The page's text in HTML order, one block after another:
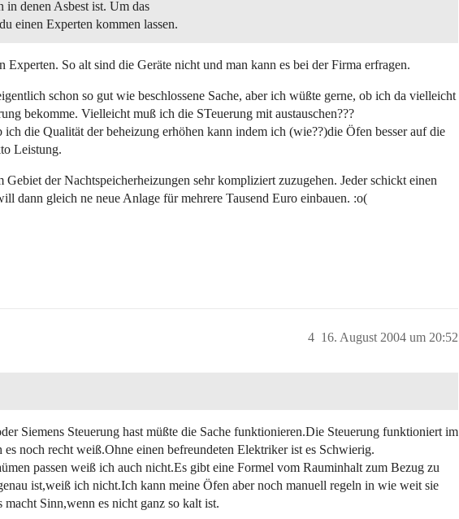
denen Asbest ist. Um das
einen Experten kommen lassen.
Experten. So alt sind die Geräte nicht und man kann es bei der Firma erfragen.
schon so gut wie beschlossene Sache, aber ich wüßte gerne, ob ich da vielleicht
bekomme. Vielleicht muß ich die STeuerung mit austauschen???
die Qualität der beheizung erhöhen kann indem ich (wie??)die Öfen besser auf die
Leistung.
Gebiet der Nachtspeicherheizungen sehr kompliziert zuzugehen. Jeder schickt einen
dann gleich ne neue Anlage für mehrere Tausend Euro einbauen. :o(
16. August 2004 um 20:52
4
Siemens Steuerung hast müßte die Sache funktionieren.Die Steuerung funktioniert im
noch recht weiß.Ohne einen befreundeten Elektriker ist es Schwierig.
passen weiß ich auch nicht.Es gibt eine Formel vom Rauminhalt zum Bezug zu
ist,weiß ich nicht.Ich kann meine Öfen aber noch manuell regeln in wie weit sie
macht Sinn,wenn es nicht ganz so kalt ist.